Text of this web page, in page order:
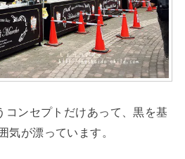
コンセプトだけあって、黒を基
気が漂っています。